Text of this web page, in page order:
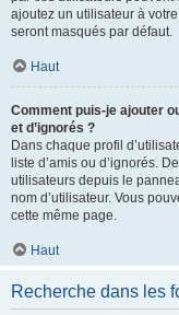
ajoutez un utilisateur à
seront masqués par défaut.
Haut
Comment puis-je ajouter
et d’ignorés ?
Dans chaque profil
liste d’amis ou d’ignorés.
utilisateurs depuis le
nom d’utilisateur. Vous
cette même page.
Haut
Recherche dans les